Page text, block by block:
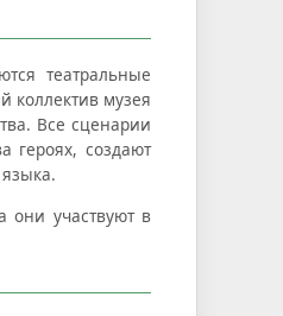
театральные
коллектив музея
Все сценарии
героях, создают
они участвуют в